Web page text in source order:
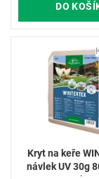
DO
Kryt na keře WINTERTEX
návlek UV 30g